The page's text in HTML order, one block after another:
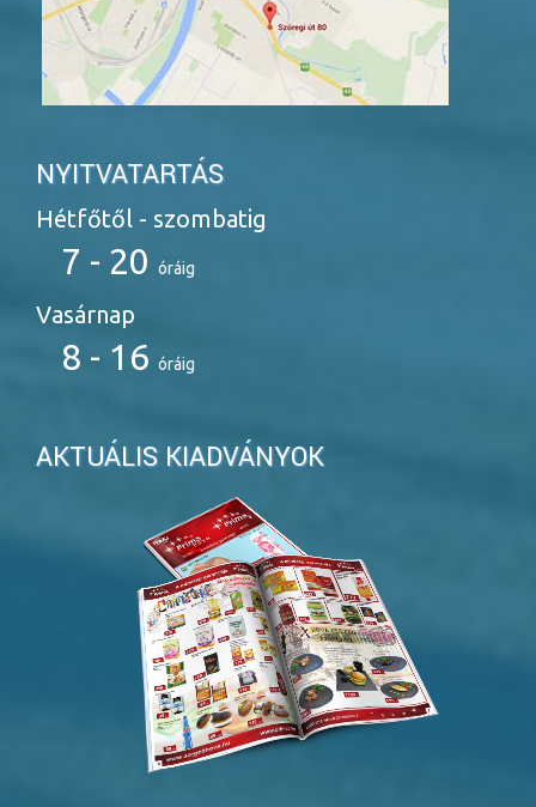
NYITVATARTÁS
Hétfőtől - szombatig
7 - 20 óráig
Vasárnap
8 - 16 óráig
AKTUÁLIS KIADVÁNYOK